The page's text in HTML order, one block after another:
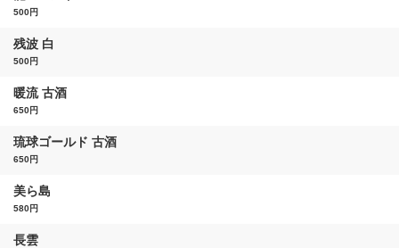
500円
残波 白
500円
暖流 古酒
650円
琉球ゴールド 古酒
650円
美ら島
580円
長雲